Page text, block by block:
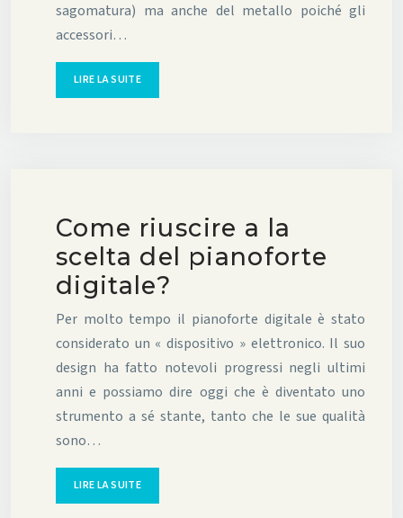
sagomatura) ma anche del metallo poiché gli
accessori…
LIRE LA SUITE
Come riuscire a la
scelta del pianoforte
digitale?
Per molto tempo il pianoforte digitale è stato
considerato un « dispositivo » elettronico. Il suo
design ha fatto notevoli progressi negli ultimi
anni e possiamo dire oggi che è diventato uno
strumento a sé stante, tanto che le sue qualità
sono…
LIRE LA SUITE